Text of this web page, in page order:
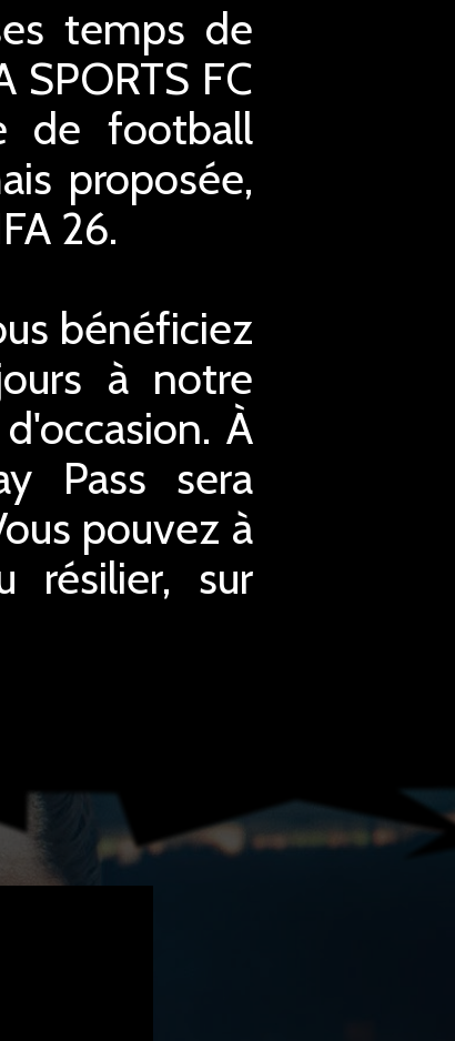
temps de
FC
de football
proposée,
26.
bénéficiez
à notre
À
Pass sera
pouvez à
résilier, sur